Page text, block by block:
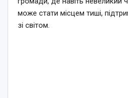
може стати місцем тиші,
зі світом.